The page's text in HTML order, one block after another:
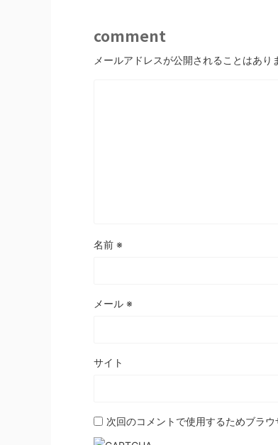
comment
メールアドレスが公開されることはあり
名前 ※
メール ※
サイト
次回のコメントで使用するためブラ